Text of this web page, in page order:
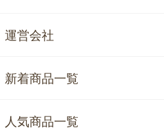
運営会社
新着商品一覧
人気商品一覧